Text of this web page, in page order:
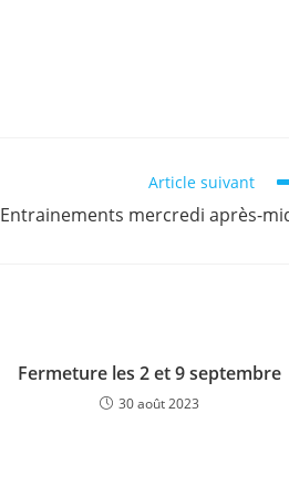
Article suivant
Entrainements mercredi après-
Fermeture les 2 et 9 septembre
30 août 2023